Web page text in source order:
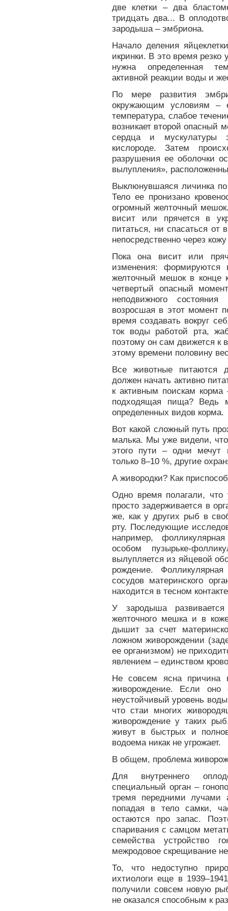
две клетки – два
тридцать два... В
зародыша – эмбриона.
Начало деления
икринки. В это время резко
нужна определенная
активной реакции воды и
По мере развития
окружающим условиям –
температура, слабое
возникает второй опасный
сердца и мускулатуры
кислороде. Затем
разрушения ее оболочки
вылупления»,
Выклюнувшаяся личинка
Тело ее пронизано
огромный желточный
висит или прячется в
питаться, ни спасаться от
непосредственно через
Пока она висит или
изменения: формируются
желточный мешок в конце
четвертый опасный
неподвижного
возросшая в этот момент
время создавать вокруг
ток воды работой рта,
поэтому он сам движется к
этому времени половину
Все животные питаются
должен начать активно
к активным поискам
подходящая пища? Ведь
определенных видов корма.
Вот какой сложный путь
малька. Мы уже видели,
этого пути – одни мечут
только 8–10 %, другие
А живородки? Как
Одно время полагали,
просто задерживается в
же, как у других рыб в
рту. Последующие
например,
особом пузырьке-
вылупляется из яйцевой
рождение.
сосудов материнского
находится в тесном
У зародыша
желточного мешка и в
дышит за счет
ложном живорождении
ее организмом) не
явлением – единством
Не совсем ясна причина
живорождение. Если оно
неустойчивый уровень
что стаи многих
живорождение у таких
живут в быстрых и
водоема никак не угрожает.
В общем, проблема
Для внутреннего
специальный орган –
тремя передними лучами
попадая в тело самки,
остаются про запас.
спаривания с самцом
семейства устройство
межродовое скрещивание
То, что недоступно
ихтиологи еще в
получили совсем новую
не оказался способным к